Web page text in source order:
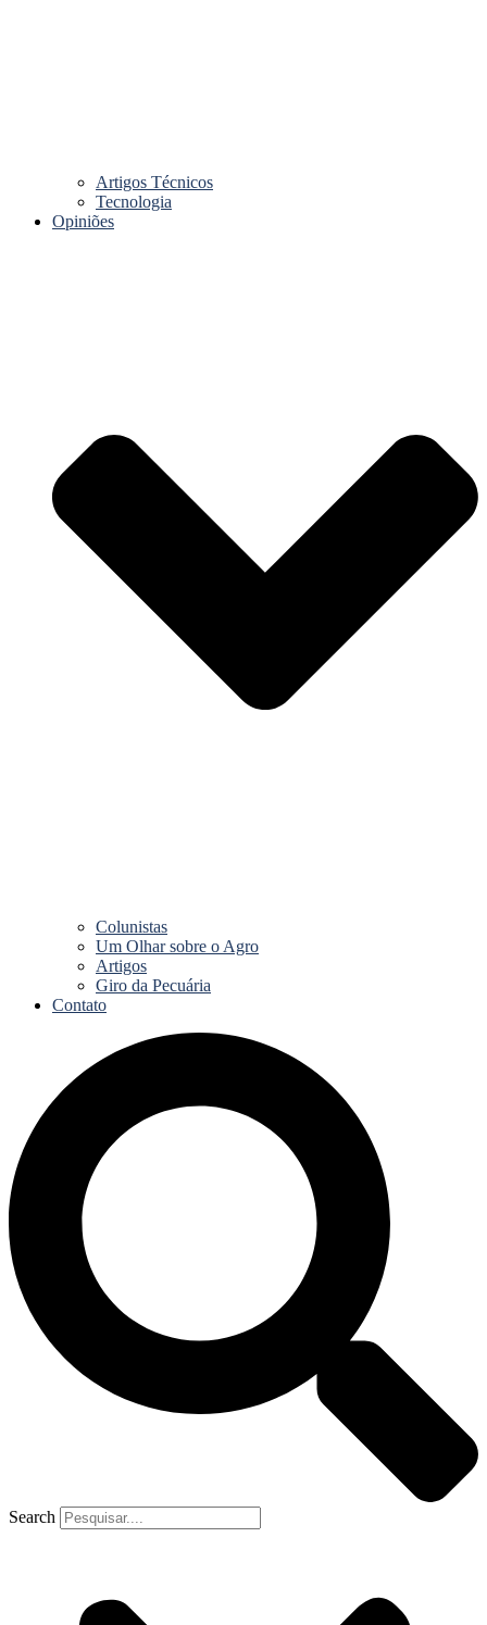
Artigos Técnicos
Tecnologia
Opiniões
Colunistas
Um Olhar sobre o Agro
Artigos
Giro da Pecuária
Contato
Search